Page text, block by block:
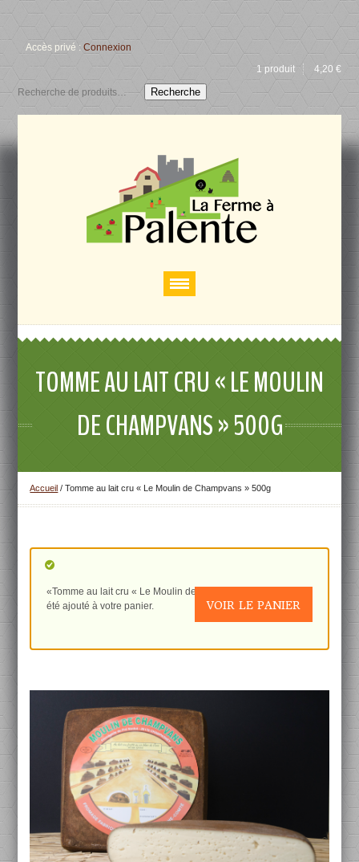
Accès privé :Connexion
1 produit
4,20 €
Recherche
TOMME AU LAIT CRU « LE MOULIN
DE CHAMPVANS » 500G
Accueil /Tomme au lait cru « Le Moulin de Champvans » 500g
«Tomme au lait cru « Le Moulin de Champvans » 300g» a
été ajouté à votre panier.
VOIR LE PANIER